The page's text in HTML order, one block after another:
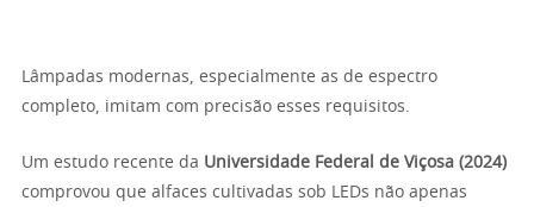
Lâmpadas modernas, especialmente as de espectro
completo, imitam com precisão esses requisitos.
Um estudo recente da Universidade Federal de Viçosa (2024)
comprovou que alfaces cultivadas sob LEDs não apenas